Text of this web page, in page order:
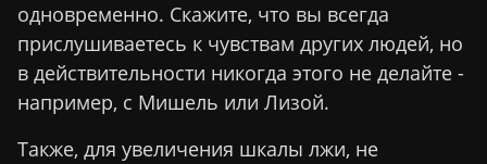
одновременно. Скажите, что вы всегда
прислушиваетесь к чувствам других людей, но
в действительности никогда этого не делайте -
например, с Мишель или Лизой.
Также, для увеличения шкалы лжи, не